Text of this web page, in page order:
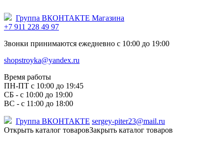
Группа ВКОНТАКТЕ Магазина
+7 911 228 49 97
Звонки принимаются ежедневно с 10:00 до 19:00
shopstroyka@yandex.ru
Время работы
ПН-ПТ c 10:00 до 19:45
СБ - с 10:00 до 19:00
ВС - с 11:00 до 18:00
Группа ВКОНТАКТЕ sergey-piter23@mail.ru
Открыть каталог товаровЗакрыть каталог товаров